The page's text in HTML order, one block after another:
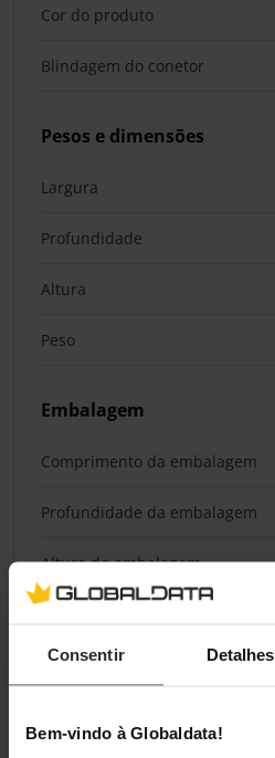
Consentir Detalhes
Bem-vindo à Globaldata!
Cor do produto
Blindagem do conetor
Pesos e dimensões
Largura
Profundidade
Altura
Peso
Embalagem
Comprimento da embalagem
Profundidade da embalagem
Altura da embalagem